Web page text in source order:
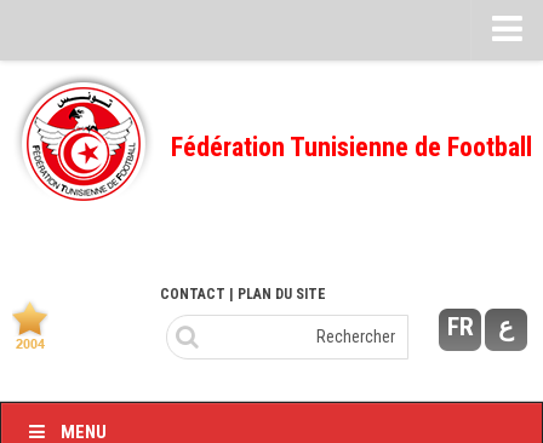
Feuille de match
FMI – 2022/2023
Ligue I – 2022/2023
Ligue I – 2020/2021
Ligue I – 2019/2020
Fédération Tunisienne de Football
FR ع
CONTACT | PLAN DU SITE
MENU